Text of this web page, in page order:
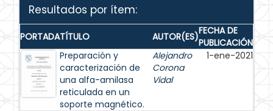
Resultados por ítem:
PORTADATÍTULO AUTOR(ES)FECHA DE
PUBLICACIÓN
Preparación y
caracterización de
una alfa-amilasa
reticulada en un
soporte magnético.
Alejandro
Corona
Vidal
1-ene-2021